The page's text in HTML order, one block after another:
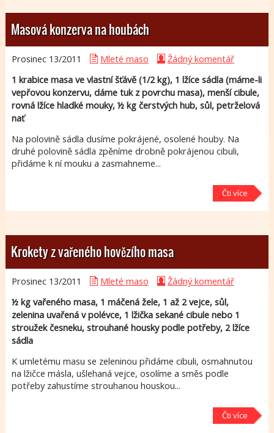
Masová konzerva na houbách
Prosinec 13/2011 Mleté maso
Žádný komentář
1 krabice masa ve vlastní šťávě (1/2 kg), 1 lžíce sádla (máme-li
vepřovou konzervu, dáme tuk z povrchu masa), menší cibule,
rovná lžíce hladké mouky, ½ kg čerstvých hub, sůl, petrželová
nať
Na polovině sádla dusíme pokrájené, osolené houby. Na
druhé polovině sádla zpěníme drobně pokrájenou cibuli,
přidáme k ní mouku a zasmahneme...
Čti více
Krokety z vařeného hovězího masa
Prosinec 13/2011 Mleté maso
Žádný komentář
½ kg vařeného masa, 1 máčená žele, 1 až 2 vejce, sůl,
zelenina uvařená v polévce, 1 lžička sekané cibule nebo 1
stroužek česneku, strouhané housky podle potřeby, 2 lžíce
sádla
K umletému masu se zeleninou přidáme cibuli, osmahnutou
na lžičce másla, ušlehaná vejce, osolíme a směs podle
potřeby zahustíme strouhanou houskou...
Čti více